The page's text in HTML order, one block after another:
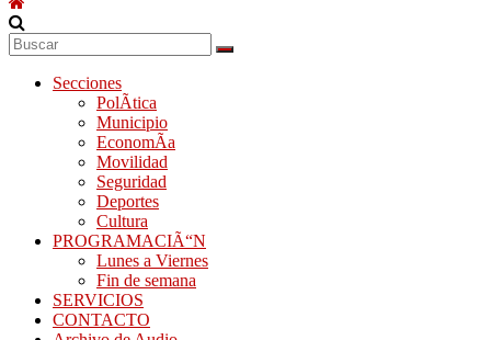
Secciones
PolÃ­tica
Municipio
EconomÃ­a
Movilidad
Seguridad
Deportes
Cultura
PROGRAMACIÃ“N
Lunes a Viernes
Fin de semana
SERVICIOS
CONTACTO